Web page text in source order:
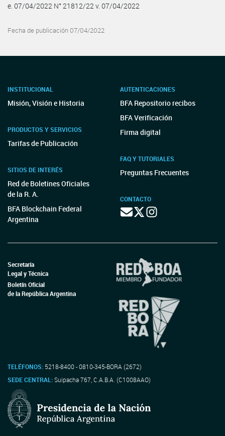
e. 07/04/2022 N° 21812/22 v. 07/04/2022
Fecha de publicación 07/04/2022
INSTITUCIONAL
Misión, Visión e Historia
PRODUCTOS Y SERVICIOS
Tarifas de Publicación
SITIOS DE INTERÉS
Red de Boletines Oficiales
de la R. A.
BFA Blockchain Federal
Argentina
AUTENTICACIONES
BFA Repositorio recibos
BFA Verificación
Firma digital
FAQ Y TUTORIALES
Preguntas Frecuentes
CONTACTO
Secretaría
Legal y Técnica
Boletín Oficial
de la República Argentina
TELÉFONOS: 5218-8400 - 0810-345-BORA (2672)
SEDE CENTRAL:Suipacha 767, C.A.B.A. (C1008AAO)